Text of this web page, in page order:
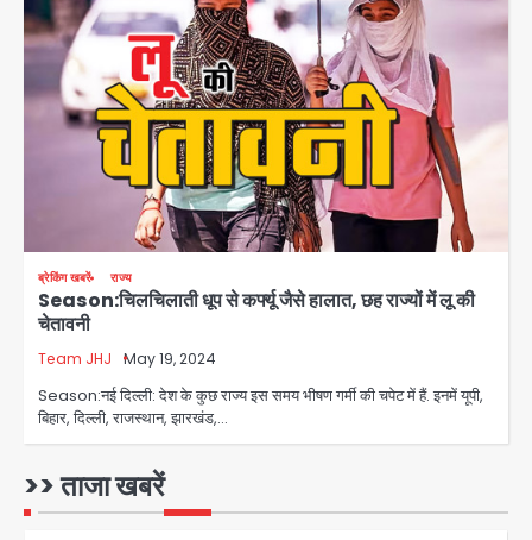
ब्रेकिंग खबरें राज्य
Season:चिलचिलाती धूप से कर्फ्यू जैसे हालात, छह राज्यों में लू की
चेतावनी
Team JHJ May 19, 2024
Season:नई दिल्ली: देश के कुछ राज्य इस समय भीषण गर्मी की चपेट में हैं. इनमें यूपी,
बिहार, दिल्ली, राजस्थान, झारखंड,…
>> ताजा खबरें
युवा इनोवेटरों की सोच से हाईटेक होगी दिल्ली
पुलिस
Team JHJ
4
सुदर्शन शक्ति-वी अभ्यास में मॉक आॅपरेशन
Team JHJ
एयरपोर्ट का फर्जी कर्मचारी बनकर 3 लाख
Team JHJ
Noida Sector-49: सेक्टर-49 में 18